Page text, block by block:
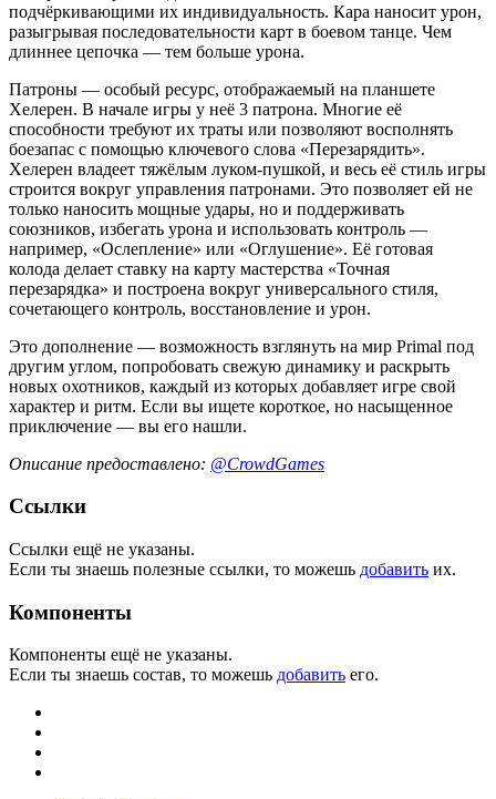
подчёркивающими их индивидуальность. Кара наносит урон,
разыгрывая последовательности карт в боевом танце. Чем
длиннее цепочка — тем больше урона.
Патроны — особый ресурс, отображаемый на планшете
Хелерен. В начале игры у неё 3 патрона. Многие её
способности требуют их траты или позволяют восполнять
боезапас с помощью ключевого слова «Перезарядить».
Хелерен владеет тяжёлым луком-пушкой, и весь её стиль игры
строится вокруг управления патронами. Это позволяет ей не
только наносить мощные удары, но и поддерживать
союзников, избегать урона и использовать контроль —
например, «Ослепление» или «Оглушение». Её готовая
колода делает ставку на карту мастерства «Точная
перезарядка» и построена вокруг универсального стиля,
сочетающего контроль, восстановление и урон.
Это дополнение — возможность взглянуть на мир Primal под
другим углом, попробовать свежую динамику и раскрыть
новых охотников, каждый из которых добавляет игре свой
характер и ритм. Если вы ищете короткое, но насыщенное
приключение — вы его нашли.
Описание предоставлено: @CrowdGames
Ссылки
Ссылки ещё не указаны.
Если ты знаешь полезные ссылки, то можешь добавить их.
Компоненты
Компоненты ещё не указаны.
Если ты знаешь состав, то можешь добавить его.